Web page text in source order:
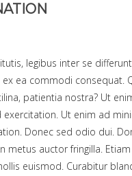
legibus inter se
ea commodi consequat.
patientia nostra? Ut
Ut enim ad
Donec sed odio dui.
metus auctor fringilla.
euismod. Curabitur